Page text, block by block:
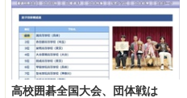
高校囲碁全国大会、団体戦は